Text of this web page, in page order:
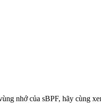
nhớ của sBPF, hãy cùng